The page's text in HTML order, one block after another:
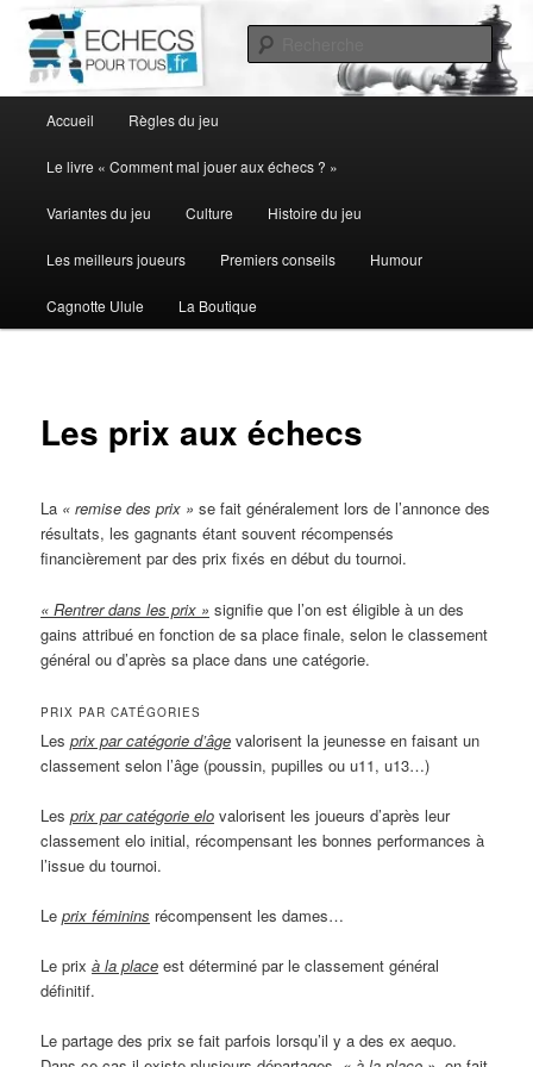
contenu
principal
principal
Accueil Règles du jeu
Le livre « Comment mal jouer aux échecs ? »
Variantes du jeu Culture Histoire du jeu
Les meilleurs joueurs Premiers conseils Humour
Cagnotte Ulule La Boutique
Les prix aux échecs
La « remise des prix » se fait généralement lors de l’annonce des
résultats, les gagnants étant souvent récompensés
financièrement par des prix fixés en début du tournoi.
« Rentrer dans les prix » signifie que l’on est éligible à un des
gains attribué en fonction de sa place finale, selon le classement
général ou d’après sa place dans une catégorie.
PRIX PAR CATÉGORIES
Lesprix par catégorie d’âge valorisent la jeunesse en faisant un
classement selon l’âge (poussin, pupilles ou u11, u13…)
Lesprix par catégorie elo valorisent les joueurs d’après leur
classement elo initial, récompensant les bonnes performances à
l’issue du tournoi.
Leprix féminins récompensent les dames…
Le prixà la place est déterminé par le classement général
définitif.
Le partage des prix se fait parfois lorsqu’il y a des ex aequo.